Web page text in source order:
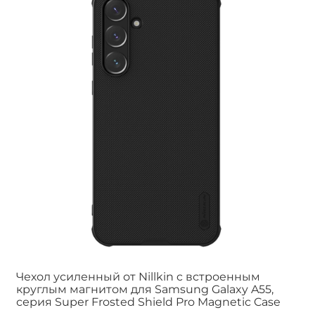
Чехол усиленный от Nillkin c встроенным
круглым магнитом для Samsung Galaxy A55,
серия Super Frosted Shield Pro Magnetic Case